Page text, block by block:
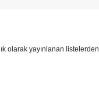
olarak yayınlanan listelerden